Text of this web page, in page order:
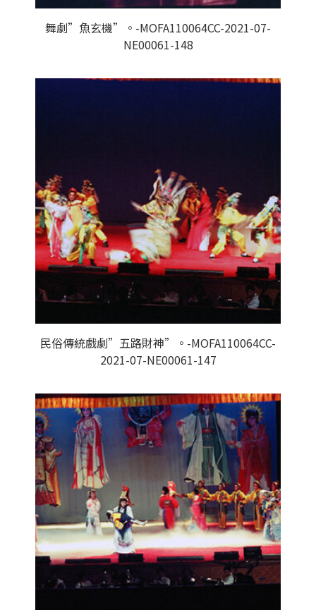
舞劇”魚玄機”。-MOFA110064CC-2021-07-
NE00061-148
民俗傳統戲劇”五路財神”。-MOFA110064CC-
2021-07-NE00061-147